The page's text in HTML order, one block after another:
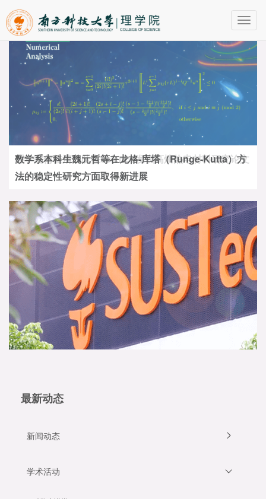
数学系本科生魏元哲等在龙格-库塔（Runge-Kutta）方
法的稳定性研究方面取得新进展
最新动态
新闻动态
学术活动